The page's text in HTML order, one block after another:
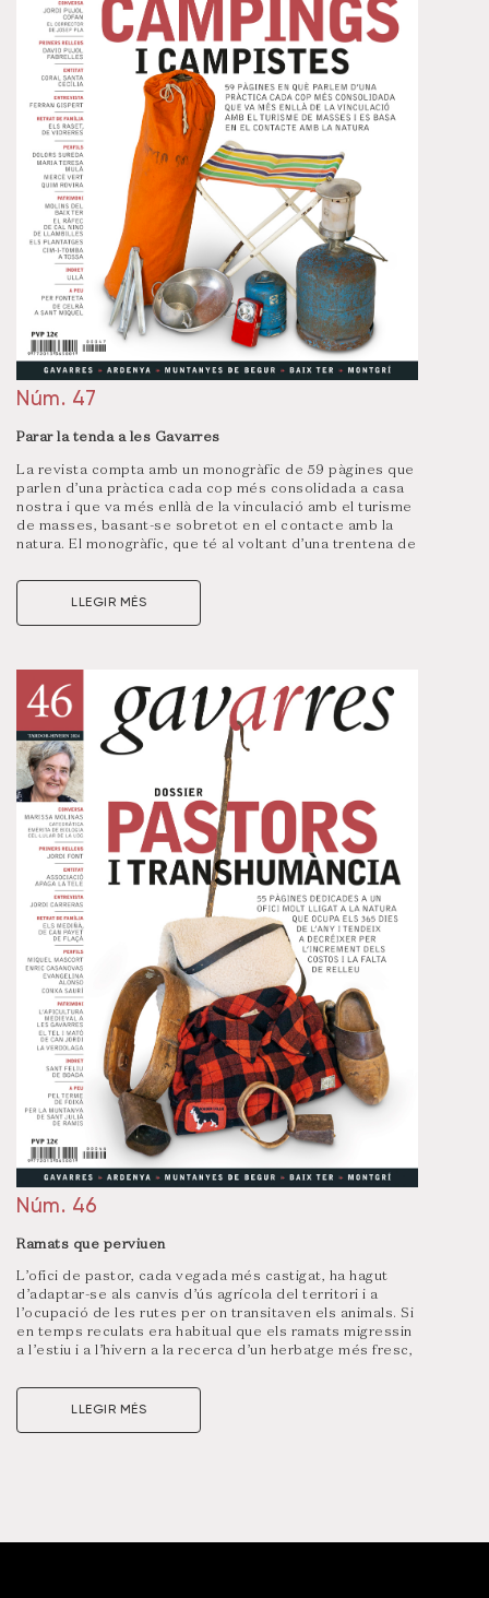
Núm. 47
Parar la tenda a les Gavarres
La revista compta amb un monogràfic de 59 pàgines que
parlen d’una pràctica cada cop més consolidada a casa
nostra i que va més enllà de la vinculació amb el turisme
de masses, basant-se sobretot en el contacte amb la
natura. El monogràfic, que té al voltant d’una trentena de
pròpies de les vacances, com ara la trajectòria
d’establiments icònics i els retrats a clients fidels, però
també recupera relats vinculats amb pescadors,
El treball contextualitza l’origen i l’evolució de
l’acampada al territori de la publicació, una de les zones
més rellevants de Catalunya en l’oferta i demanda d’una
pràctica que va néixer a mitjan del segle XX, però també
compta amb veus actuals que detallen l’evolució
d’aquest sector a casa nostra i les diferents variants
que han anat aflorant.
Visualitza un resum d’aquest número clicant aquí
LLEGIR MÉS
Núm. 46
Ramats que perviuen
L’ofici de pastor, cada vegada més castigat, ha hagut
d’adaptar-se als canvis d’ús agrícola del territori i a
l’ocupació de les rutes per on transitaven els animals. Si
en temps reculats era habitual que els ramats migressin
a l’estiu i a l’hivern a la recerca d’un herbatge més fresc,
transhumància a peu del Baix Empordà fins al Ripollès.
LLEGIR MÉS